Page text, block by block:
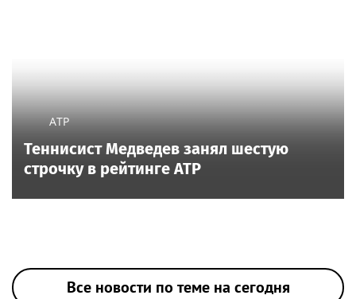
ATP
Теннисист Медведев занял шестую
строчку в рейтинге ATP
Все новости по теме на сегодня